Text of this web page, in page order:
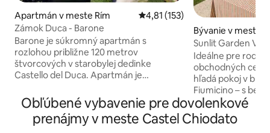
Apartmán v meste Rím Priemerné ohodnotenie 4,81 z
4,81 (153)
Zámok Duca - Barone
Barone je súkromný apartmán s
rozlohou približne 120 metrov
štvorcových v starobylej dedinke
Castello del Duca. Apartmán je
na povrchové úpravy, s krásnou
starožitnou terakotovou podlahou,
spálňou s manželskou posteľou,
Bývanie v meste
e
Sunlit Garden
30 minút do Ríma
Ideálne pre
obchodných
hľadá pokoj v
Fiumicino – s
okamžitým
ubytovaním. – 3 priestranné spálne -
Súkromná
Obľúbené vybavenie pre dovolenkové
prenájmy v meste Castel Chiodato